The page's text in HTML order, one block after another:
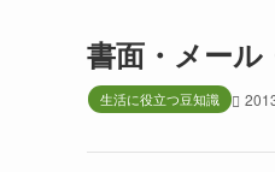
書面・メー
生活に役立つ豆知識